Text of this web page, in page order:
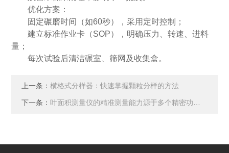
优化方案：
固定碾磨时间（如60秒），采用定时控制；
建立标准作业卡（SOP），明确压力、转速、进料
量；
每次试验后清洁碾室、筛网及收集盒。
上一条：横格式分样器：快速掌握颗粒分样的方法
下一条： 叶面积测量仪的精准测量能力源于多个精密功能模块协同设计